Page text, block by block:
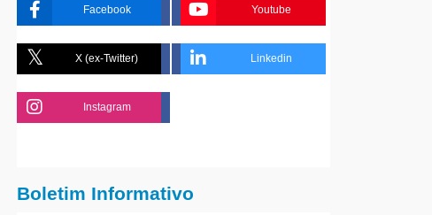
Facebook Youtube
X (ex-Twitter) Linkedin
Instagram
Boletim Informativo